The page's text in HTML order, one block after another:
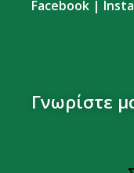
Facebook |
Γνωρίστε